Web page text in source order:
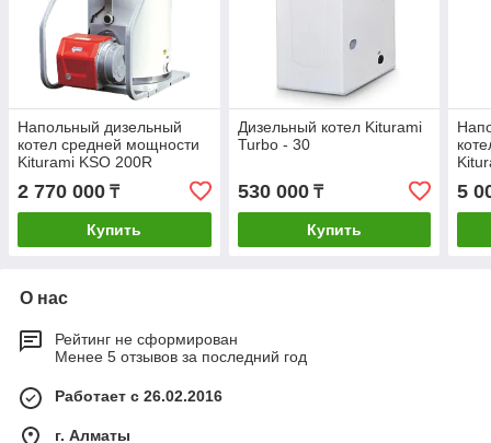
Напольный дизельный
котел средней мощности
Kiturami KSO 200R
2 770 000 ₸
Купить
Дизельный котел Kiturami
Turbo - 30
530 000₸
Купить
5
О нас
Рейтинг не сформирован
Менее 5 отзывов за последний год
Работает с 26.02.2016
г. Алматы